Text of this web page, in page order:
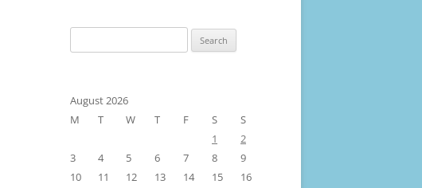
for:
August 2026
M
T W T F S
S
1
2
3
4 5 6 7 8
9
10
11 12 13 14 15
16